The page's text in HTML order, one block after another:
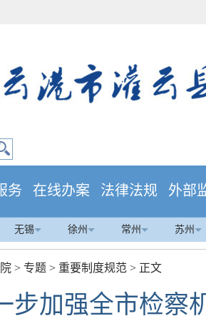
务 在线办案 法律法规 外部
无锡 徐州 常州 苏州
> 专题 > 重要制度规范 > 正文
步加强全市检察